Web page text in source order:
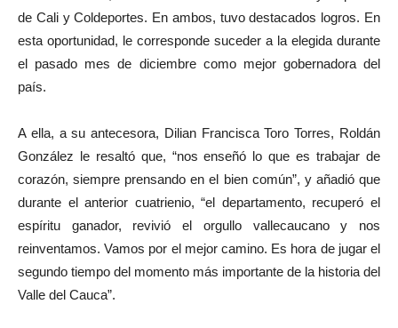
de Cali y Coldeportes. En ambos, tuvo destacados logros. En
esta oportunidad, le corresponde suceder a la elegida durante
el pasado mes de diciembre como mejor gobernadora del
país.
A ella, a su antecesora, Dilian Francisca Toro Torres, Roldán
González le resaltó que, “nos enseñó lo que es trabajar de
corazón, siempre prensando en el bien común”, y añadió que
durante el anterior cuatrienio, “el departamento, recuperó el
espíritu ganador, revivió el orgullo vallecaucano y nos
reinventamos. Vamos por el mejor camino. Es hora de jugar el
segundo tiempo del momento más importante de la historia del
Valle del Cauca”.